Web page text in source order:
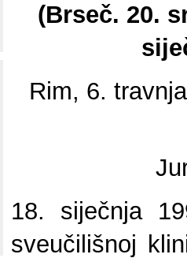
(Brseč. 20.
Rim, 6.
18. siječnja
sveučilišnoj